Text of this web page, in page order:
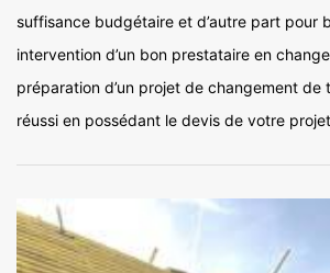
suffisance budgétaire et d’autre part pour
intervention d’un bon prestataire en
préparation d’un projet de changement de
réussi en possédant le devis de votre